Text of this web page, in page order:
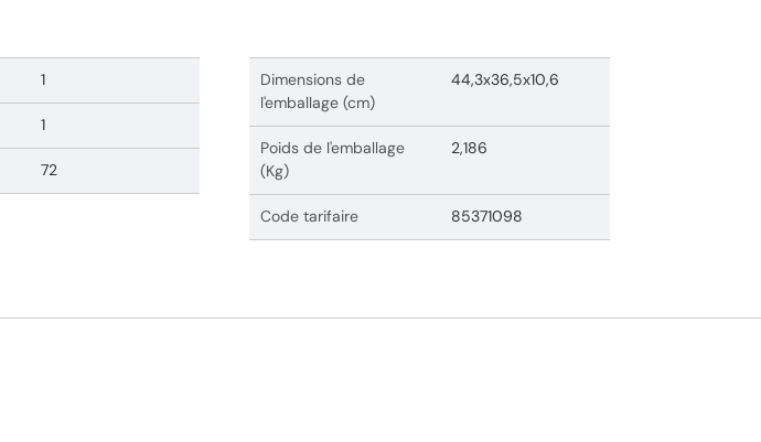
1
1
72
Dimensions de
l'emballage (cm)
44,3x36,5x10,6
Poids de l'emballage
(Kg)
2,186
Code tarifaire 85371098